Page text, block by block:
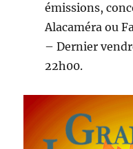
émissions,
Alacaméra ou
– Dernier
22h00.